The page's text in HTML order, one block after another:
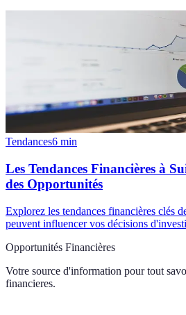
Tendances6 min
Les Tendances Financières à
des Opportunités
Explorez les tendances financières clés
peuvent influencer vos décisions
Opportunités Financières
Votre source d'information pour tout
financieres.